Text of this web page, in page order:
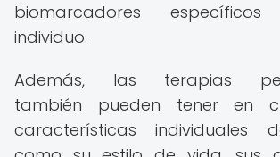
biomarcadores
individuo.
Además, las terapias
también pueden tener en
características individuales